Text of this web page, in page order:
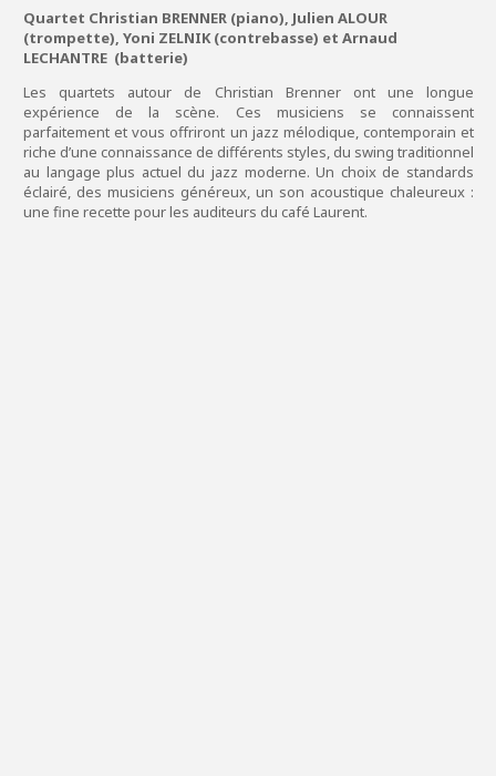
Quartet Christian BRENNER (piano), Julien ALOUR
(trompette), Yoni ZELNIK (contrebasse) et Arnaud
LECHANTRE (batterie)
Les quartets autour de Christian Brenner ont une longue
expérience de la scène. Ces musiciens se connaissent
parfaitement et vous offriront un jazz mélodique, contemporain et
riche d’une connaissance de différents styles, du swing traditionnel
au langage plus actuel du jazz moderne. Un choix de standards
éclairé, des musiciens généreux, un son acoustique chaleureux :
une fine recette pour les auditeurs du café Laurent.